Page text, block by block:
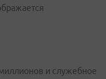
и служебное